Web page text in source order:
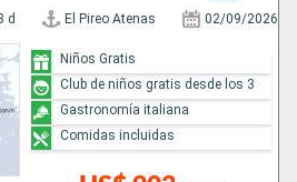
d El Pireo Atenas 02/09/2026
Niños Gratis
Club de niños gratis desde los 3
Gastronomía italiana
Comidas incluidas